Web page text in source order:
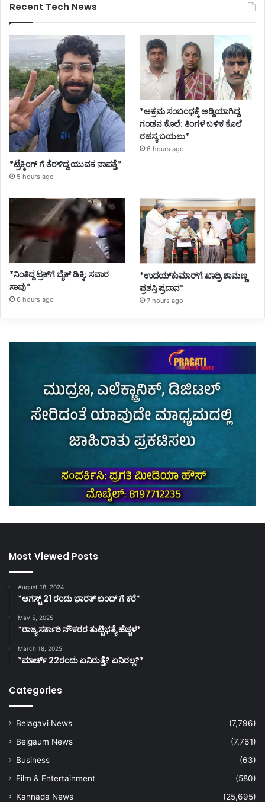
Recent Tech News
*ಟ್ರೆಕ್ಕಿಂಗ್ ಗೆ ತೆರಳಿದ್ದ ಯುವಕ ನಾಪತ್ತೆ*
5 hours ago
*ಅಕ್ರಮ ಸಂಬಂಧಕ್ಕೆ ಅಡ್ಡಿಯಾಗಿದ್ದ
ಗಂಡನ ಕೊಲೆ: ತಿಂಗಳ ಬಳಿಕ ಕೊಲೆ
ರಹಸ್ಯ ಬಯಲು*
6 hours ago
*ನಿಂತಿದ್ದ ಟ್ರಕ್‌ಗೆ ಬೈಕ್ ಡಿಕ್ಕಿ; ಸವಾರ
ಸಾವು*
6 hours ago
*ಉದಯ್‌ಕುಮಾರ್‌ಗೆ ಖಾದ್ರಿ ಶಾಮಣ್ಣ
ಪ್ರಶಸ್ತಿ ಪ್ರದಾನ*
7 hours ago
Most Viewed Posts
August 18, 2024
*ಆಗಸ್ಟ್ 21 ರಂದು ಭಾರತ್‌ ಬಂದ್‌ ಗೆ ಕರೆ*
May 5, 2025
*ರಾಜ್ಯ ಸರ್ಕಾರಿ ನೌಕರರ ತುಟ್ಟಿಭತ್ಯೆ ಹೆಚ್ಚಳ*
March 18, 2025
*ಮಾರ್ಚ್ 22ರಂದು ಏನಿರುತ್ತೆ? ಏನಿರಲ್ಲ?*
Categories
Belagavi News
(7,796)
Belgaum News
(7,761)
Business
(63)
Film & Entertainment
(580)
Kannada News
(25,695)